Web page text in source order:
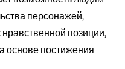
персонажей,
позиции,
основе постижения